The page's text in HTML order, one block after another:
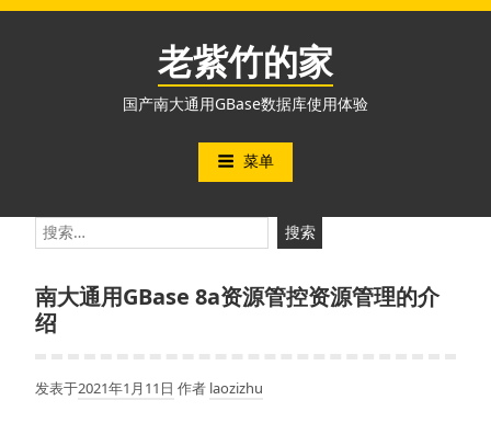
跳
老紫竹的家
国产南大通用GBase数据库使用体验
菜单
搜
索：
南大通用GBase 8a资源管控资源管理的介
绍
发表于2021年1月11日 作者 laozizhu